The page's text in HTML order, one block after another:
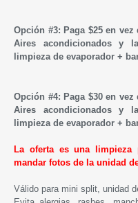
Opción #3: Paga $25 en
Aires acondicionados y
limpieza de evaporador +
Opción #4: Paga $30 en
Aires acondicionados y
limpieza de evaporador +
La oferta es una limpieza
mandar fotos de la unidad
Válido para mini split, unidad